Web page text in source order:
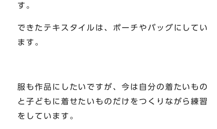
す。
できたテキスタイルは、ポーチやバッグにしてい
ます。
服も作品にしたいですが、今は自分の着たいもの
と子どもに着せたいものだけをつくりながら練習
をしています。